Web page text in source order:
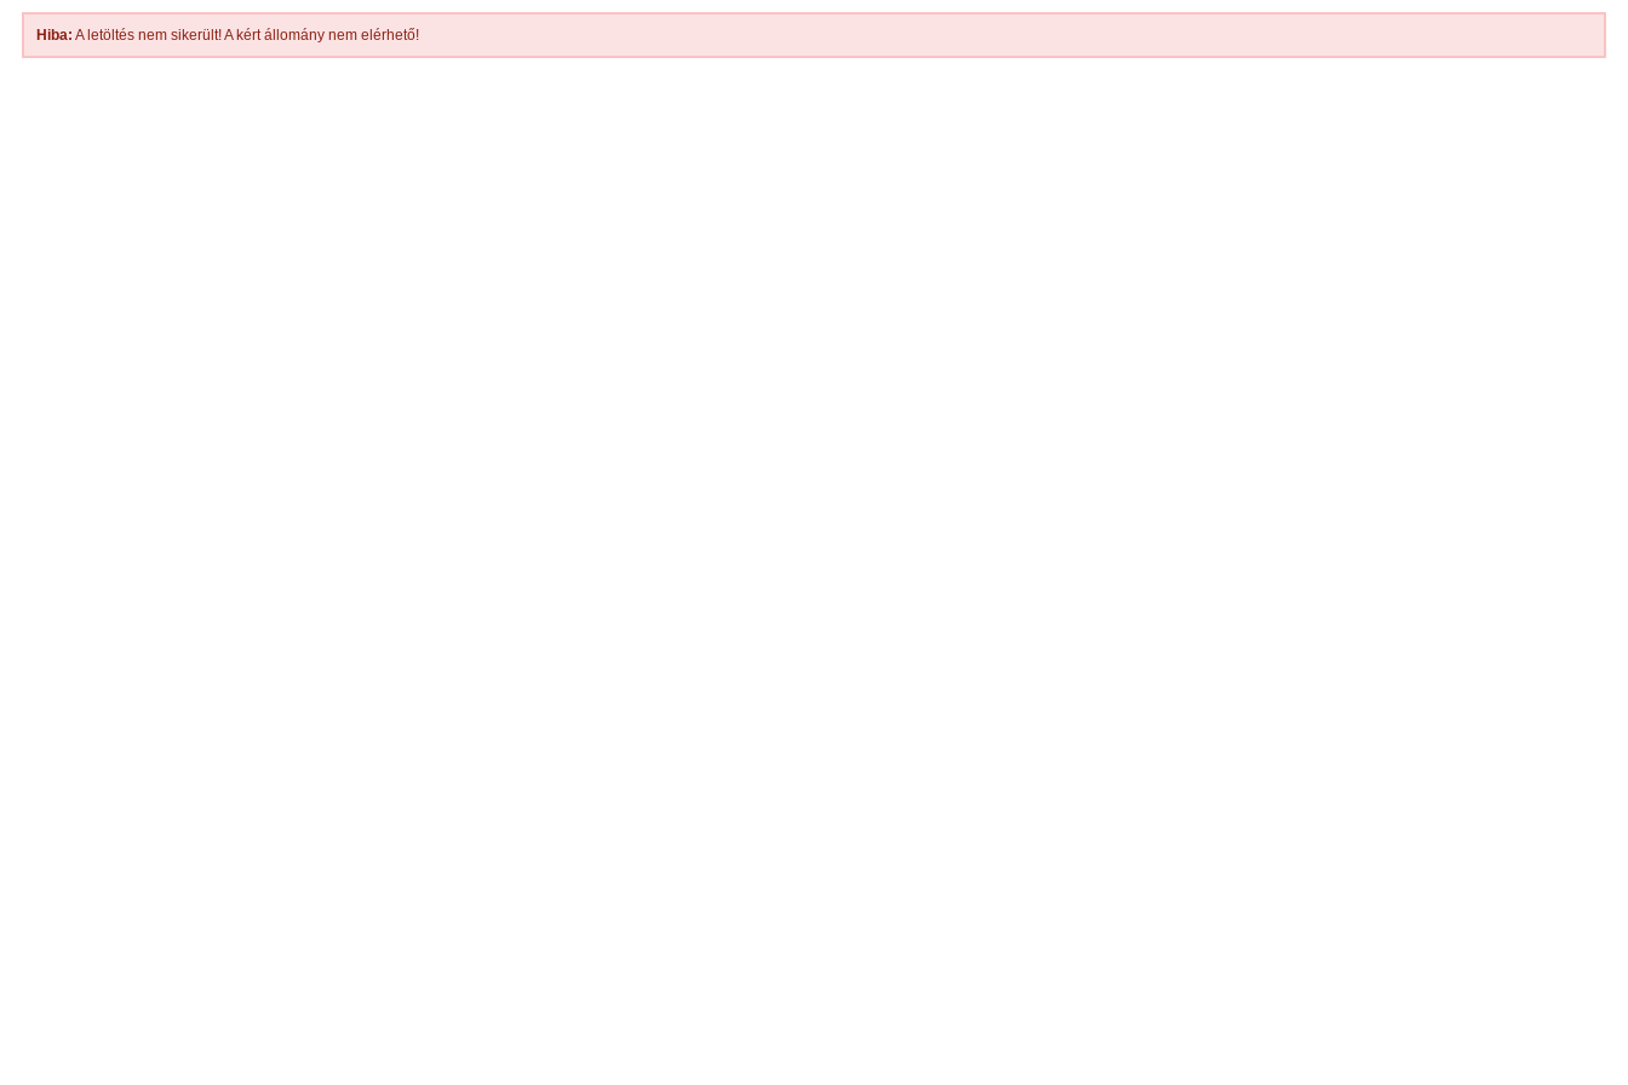
Hiba: A letöltés nem sikerült! A kért állomány nem elérhető!